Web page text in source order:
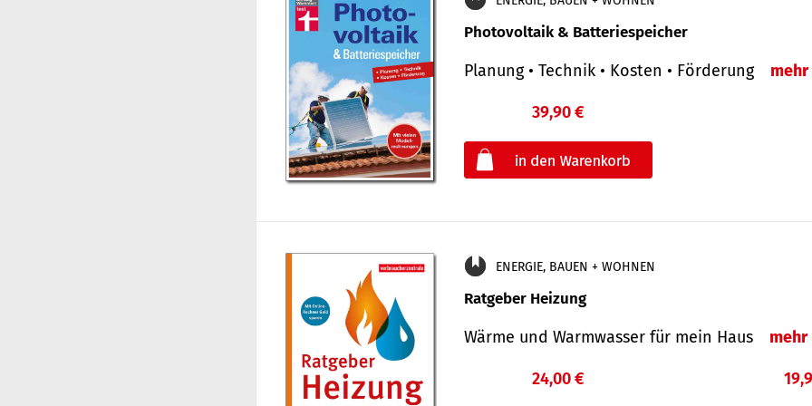
Photovoltaik & Batteriespeicher
Planung • Technik • Kosten • Förderung mehr
39,90 €
ENERGIE, BAUEN + WOHNEN
Ratgeber Heizung
Wärme und Warmwasser für mein Haus mehr
24,00 €